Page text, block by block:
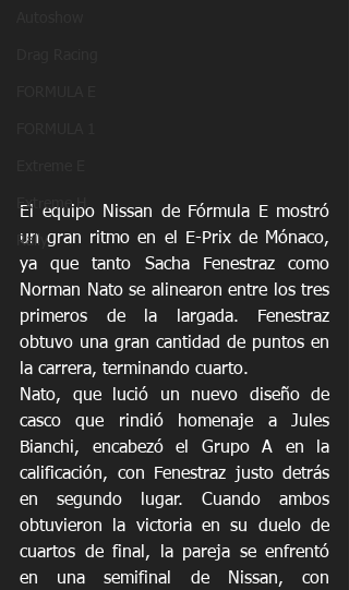
Extreme H
Rally
El equipo Nissan de Fórmula E mostró
un gran ritmo en el E-Prix de Mónaco,
ya que tanto Sacha Fenestraz como
Norman Nato se alinearon entre los tres
primeros de la largada. Fenestraz
obtuvo una gran cantidad de puntos en
la carrera, terminando cuarto.
Nato, que lució un nuevo diseño de
casco que rindió homenaje a Jules
Bianchi, encabezó el Grupo A en la
calificación, con Fenestraz justo detrás
en segundo lugar. Cuando ambos
obtuvieron la victoria en su duelo de
cuartos de final, la pareja se enfrentó
en una semifinal de Nissan, con